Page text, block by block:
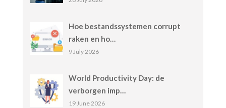
Hoe bestandssystemen corrupt
raken en ho…
9 July 2026
World Productivity Day: de
verborgen imp…
19 June 2026